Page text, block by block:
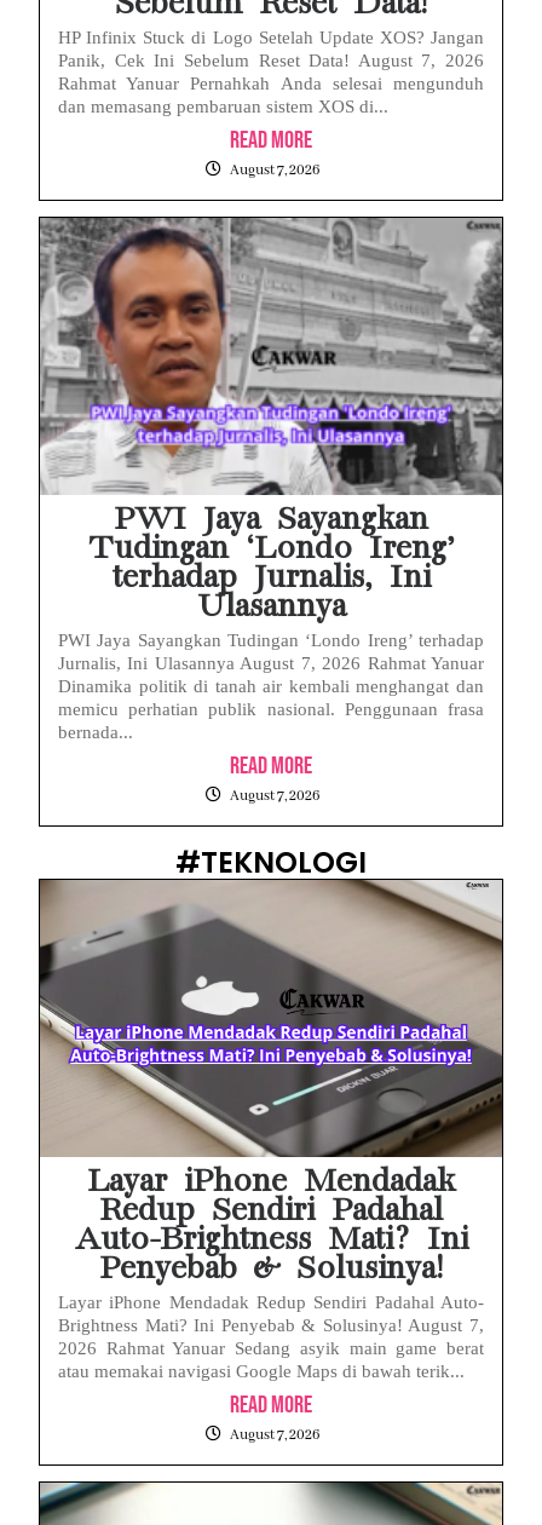
HP Infinix Stuck di Logo Setelah Update XOS? Jangan
Panik, Cek Ini Sebelum Reset Data! August 7, 2026
Rahmat Yanuar Pernahkah Anda selesai mengunduh
dan memasang pembaruan sistem XOS di...
Read More
August 7, 2026
PWI Jaya Sayangkan
Tudingan ‘Londo Ireng’
terhadap Jurnalis, Ini
Ulasannya
PWI Jaya Sayangkan Tudingan ‘Londo Ireng’ terhadap
Jurnalis, Ini Ulasannya August 7, 2026 Rahmat Yanuar
Dinamika politik di tanah air kembali menghangat dan
memicu perhatian publik nasional. Penggunaan frasa
bernada...
Read More
August 7, 2026
#TEKNOLOGI
Layar iPhone Mendadak
Redup Sendiri Padahal
Auto-Brightness Mati? Ini
Penyebab & Solusinya!
Layar iPhone Mendadak Redup Sendiri Padahal Auto-
Brightness Mati? Ini Penyebab & Solusinya! August 7,
2026 Rahmat Yanuar Sedang asyik main game berat
atau memakai navigasi Google Maps di bawah terik...
Read More
August 7, 2026